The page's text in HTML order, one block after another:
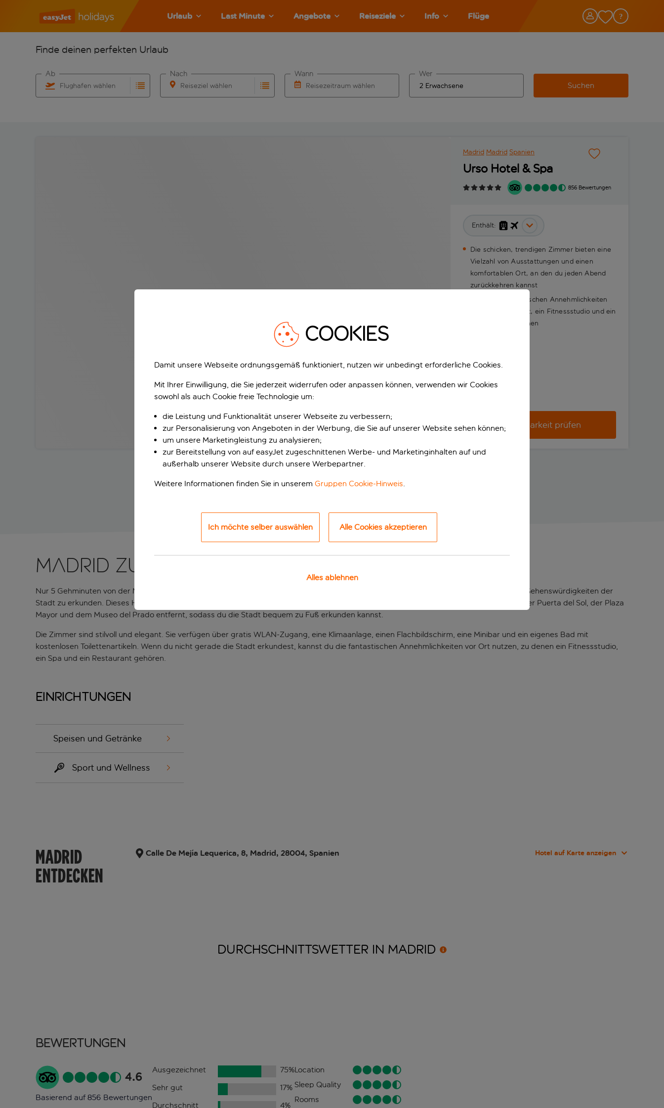
Urlaub Last Minute Angebote Reiseziele Info Flüge
Finde deinen perfekten Urlaub
Flughafen wählen
Ab
Reiseziel wählen
Nach
Reisezeitraum wählen
Wann Wer
Suchen
Madrid Madrid Spanien
Urso Hotel & Spa
856 Bewertungen
Enthält:
Die schicken, trendigen Zimmer bieten eine
Vielzahl von Ausstattungen und einen
komfortablen Ort, an den du jeden Abend
zurückkehren kannst
Nutze die fantastischen Annehmlichkeiten
wie ein Restaurant, ein Fitnessstudio und ein
Spa zum Entspannen
Verfügbarkeit prüfen
Madrid zu Fuß entdecken
Nur 5 Gehminuten von der Metrostation entfernt, bietet dieses Hotel im Zentrum Madrids einen hervorragenden Ausgangspunkt, um die Sehenswürdigkeiten der
Stadt zu erkunden. Dieses Hotel in einem renovierten Palast ist nur einen kurzen Spaziergang von Sehenswürdigkeiten wie der Gran Vía, der Puerta del Sol, der Plaza
Mayor und dem Museo del Prado entfernt, sodass du die Stadt bequem zu Fuß erkunden kannst.
Die Zimmer sind stilvoll und elegant. Sie verfügen über gratis WLAN-Zugang, eine Klimaanlage, einen Flachbildschirm, eine Minibar und ein eigenes Bad mit
kostenlosen Toilettenartikeln. Wenn du nicht gerade die Stadt erkundest, kannst du die fantastischen Annehmlichkeiten vor Ort nutzen, zu denen ein Fitnessstudio,
ein Spa und ein Restaurant gehören.
Einrichtungen
Speisen und Getränke
Sport und Wellness
MADRID
ENTDECKEN
Calle De Mejía Lequerica, 8, Madrid, 28004, Spanien Hotel auf Karte anzeigen
DURCHSCHNITTSWETTER IN MADRID
Bewertungen
4.6
Basierend auf 856 Bewertungen
Ausgezeichnet 75%
Sehr gut
17%
Durchschnitt
4%
Location
Sleep Quality
Rooms
COOKIES
Damit unsere Webseite ordnungsgemäß funktioniert, nutzen wir unbedingt erforderliche Cookies.
Mit Ihrer Einwilligung, die Sie jederzeit widerrufen oder anpassen können, verwenden wir Cookies
sowohl als auch Cookie freie Technologie um:
die Leistung und Funktionalität unserer Webseite zu verbessern;
zur Personalisierung von Angeboten in der Werbung, die Sie auf unserer Website sehen können;
um unsere Marketingleistung zu analysieren;
zur Bereitstellung von auf easyJet zugeschnittenen Werbe- und Marketinginhalten auf und
außerhalb unserer Website durch unsere Werbepartner.
Weitere Informationen finden Sie in unserem Gruppen Cookie-Hinweis
Ich möchte selber auswählen Alle Cookies akzeptieren
Alles ablehnen